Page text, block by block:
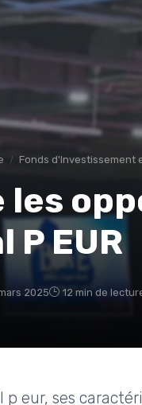
Fonds d'Investissement
les
EUR
2025 12 min de
eur, ses